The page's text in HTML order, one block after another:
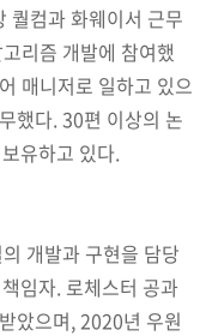
퀄컴과 화웨이서 근무
리즘 개발에 참여했
매니저로 일하고 있으
했다. 30편 이상의 논
유하고 있다.
개발과 구현을 담당
임자. 로체스터 공과
았으며, 2020년 우원